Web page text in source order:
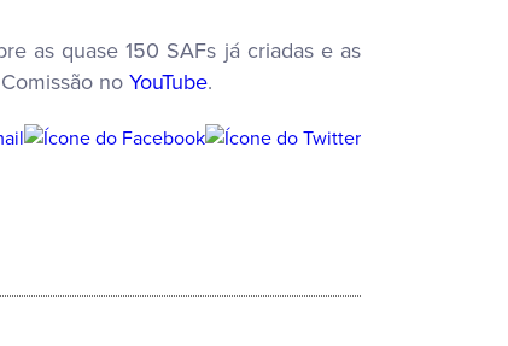
as quase 150 SAFs já criadas e as
noYouTube.